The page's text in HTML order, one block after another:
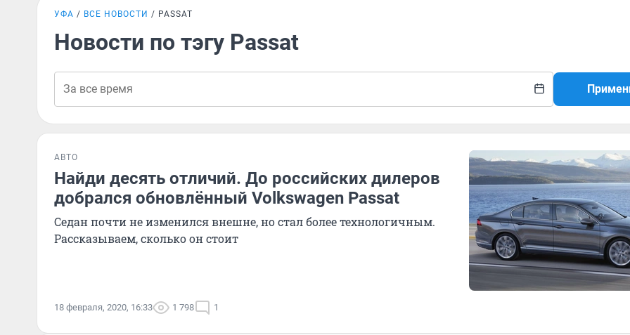
УФА ВСЕ НОВОСТИ PASSAT
Новости по тэгу Passat
АВТО
Найди десять отличий. До российских дилеров
добрался обновлённый Volkswagen Passat
Седан почти не изменился внешне, но стал более технологичным.
Рассказываем, сколько он стоит
18 февраля, 2020, 16:33 1 798 1